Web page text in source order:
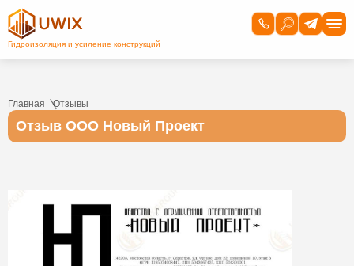
Главная Отзывы
Отзыв ООО Новый Проект